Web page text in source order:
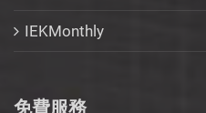
IEKMonthly
免費服務